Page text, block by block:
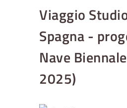
Viaggio
Spagna -
Nave
2025)